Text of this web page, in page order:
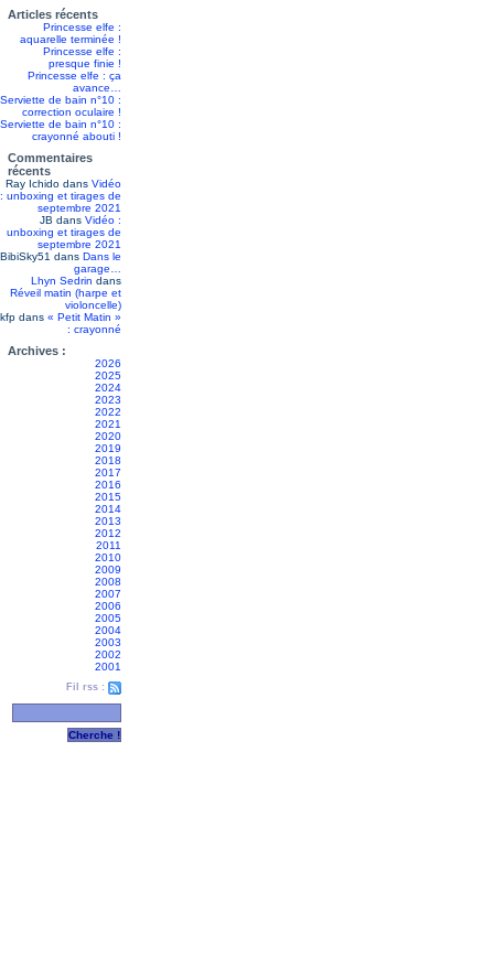
Articles récents
Princesse elfe :
aquarelle terminée !
Princesse elfe :
presque finie !
Princesse elfe : ça
avance…
Serviette de bain n°10 :
correction oculaire !
Serviette de bain n°10 :
crayonné abouti !
Commentaires
récents
Ray Ichido dans Vidéo
: unboxing et tirages de
septembre 2021
JB dans Vidéo :
unboxing et tirages de
septembre 2021
BibiSky51 dans Dans le
garage…
Lhyn Sedrin dans
Réveil matin (harpe et
violoncelle)
kfp dans « Petit Matin »
: crayonné
Archives :
2026
2025
2024
2023
2022
2021
2020
2019
2018
2017
2016
2015
2014
2013
2012
2011
2010
2009
2008
2007
2006
2005
2004
2003
2002
2001
Fil rss :